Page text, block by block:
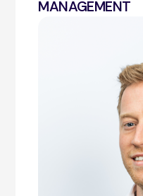
MANAGEMENT